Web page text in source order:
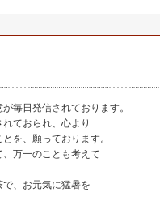
毎日発信されております。
ておられ、心より
を、願っております。
万一のことも考えて
、お元気に猛暑を